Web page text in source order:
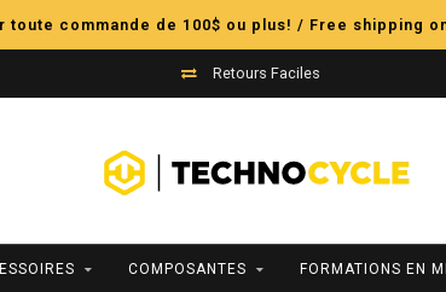
toute commande de 100$ ou plus! / Free shipping
Retours Faciles
COMPOSANTES FORMATIONS EN